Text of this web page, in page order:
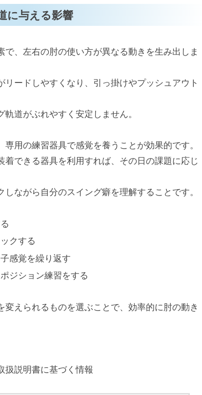
に与える影響
、左右の肘の使い方が異なる動きを生み出しま
ードしやすくなり、引っ掛けやプッシュアウト
道がぶれやすく安定しません。
用の練習器具で感覚を養うことが効果的です。
できる器具を利用すれば、その日の課題に応じ
ながら自分のスイング癖を理解することです。
クする
感覚を繰り返す
ジション練習をする
えられるものを選ぶことで、効率的に肘の動き
扱説明書に基づく情報